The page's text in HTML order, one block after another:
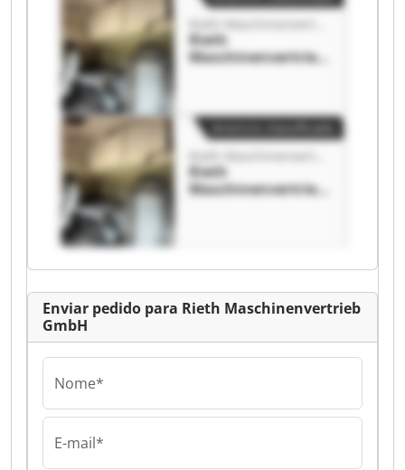
Rieth
Maschinenvertrieb
GmbH
Rieth
Maschinenvertrieb
Enviar pedido para Rieth Maschinenvertrieb
GmbH
Nome*
E-mail*